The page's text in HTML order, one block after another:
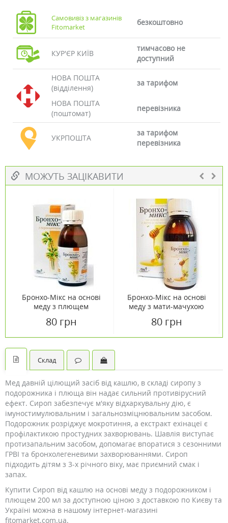
Самовивіз з магазинів
Fitomarket
безкоштовно
КУР'ЄР КИЇВ
тимчасово не
доступний
НОВА ПОШТА
(відділення)
за тарифом
НОВА ПОШТА
(поштомат)
перевізника
УКРПОШТА
за тарифом
перевізника
МОЖУТЬ ЗАЦІКАВИТИ
Бронхо-Мікс на основі
меду з плющем
80 грн
Бронхо-Мікс на основі
меду з мати-мачухою
80 грн
Склад
Мед давній цілющий засіб від кашлю, в складі сиропу з
подорожника і плюща він надає сильний противірусний
ефект. Сироп забезпечує м'яку відхаркувальну дію, є
імуностимулювальним і загальнозміцнювальним засобом.
Подорожник розріджує мокротиння, а екстракт ехінацеї є
профілактикою простудних захворювань. Шавлія виступає
протизапальним засобом, допомагає впоратися з сезонними
ГРВІ та бронхолегеневими захворюваннями. Сироп
підходить дітям з 3-х річного віку, має приємний смак і
запах.
Купити Сироп від кашлю на основі меду з подорожником і
плющем 200 мл за доступною ціною з доставкою по Києву та
Україні можна в нашому інтернет-магазині
fitomarket.com.ua.